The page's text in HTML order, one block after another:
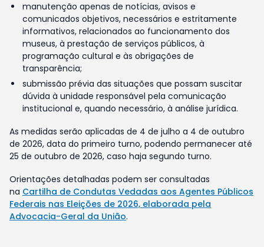
manutenção apenas de notícias, avisos e
comunicados objetivos, necessários e estritamente
informativos, relacionados ao funcionamento dos
museus, à prestação de serviços públicos, à
programação cultural e às obrigações de
transparência;
submissão prévia das situações que possam suscitar
dúvida à unidade responsável pela comunicação
institucional e, quando necessário, à análise jurídica.
As medidas serão aplicadas de 4 de julho a 4 de outubro
de 2026, data do primeiro turno, podendo permanecer até
25 de outubro de 2026, caso haja segundo turno.
Orientações detalhadas podem ser consultadas
na Cartilha de Condutas Vedadas aos Agentes Públicos
Federais nas Eleições de 2026, elaborada pela
Advocacia-Geral da União.